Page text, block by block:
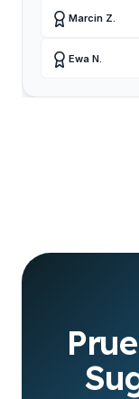
Marcin Z.
Ewa N.